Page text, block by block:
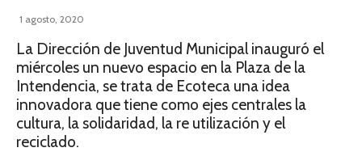
1 agosto, 2020
La Dirección de Juventud Municipal inauguró el
miércoles un nuevo espacio en la Plaza de la
Intendencia, se trata de Ecoteca una idea
innovadora que tiene como ejes centrales la
cultura, la solidaridad, la re utilización y el
reciclado.